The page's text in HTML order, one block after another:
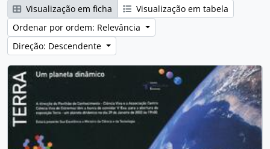
Visualização em ficha
Visualização em tabela
Ordenar por ordem: Relevância
Direção: Descendente